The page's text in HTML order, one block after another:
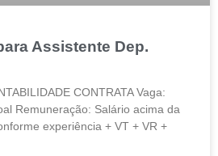
Assistente Dep.
CONTRATA Vaga:
Remuneração: Salário acima da
experiência + VT + VR +